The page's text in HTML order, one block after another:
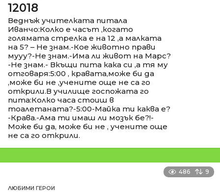
12018
Веднъж учителката питала
Иванчо:Колко е часът ,когато
голямата стрелка е на 12 ,а малката
на 5? – Не знам.-Кое животно прави
мууу?-Не знам.-Има ли живот на Марс?
-Не знам.- Вкъщи пита кака си ,а тя му
отговаря:5:00 , кравата,може би да
,може би не ,учените още не са го
открили.В училище госпожата го
пита:Колко часа стоиш в
тоалетаната?-5:00-Майка ти каква е?
-Крава.-Ама ти имаш ли мозък бе?!-
Може би да, може би не , учените още
не са го открили.
486 9
ЛЮБИМИ ГЕРОИ